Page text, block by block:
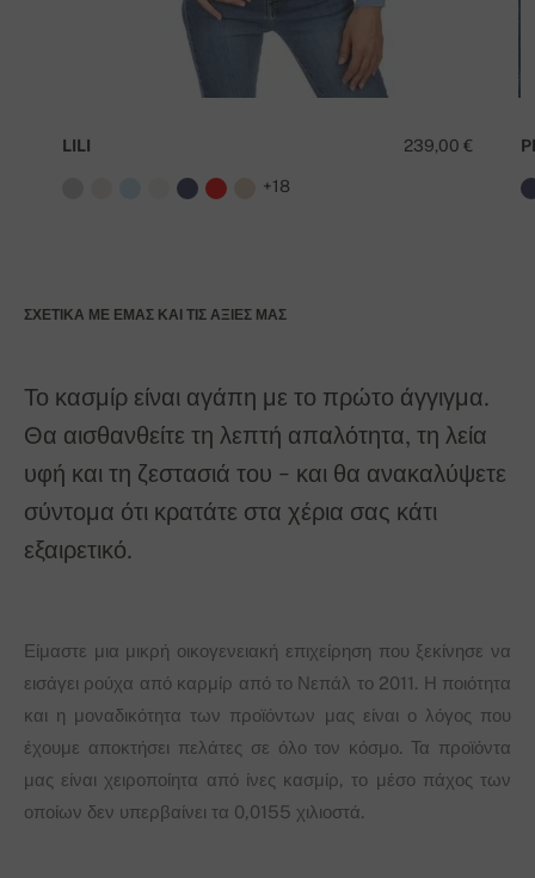
239,00 €
LILI
+18
ΣΧΕΤΙΚΆ ΜΕ ΕΜΆΣ ΚΑΙ ΤΙΣ ΑΞΊΕΣ ΜΑΣ
Το κασμίρ είναι αγάπη με το πρώτο άγγιγμα.
Θα αισθανθείτε τη λεπτή απαλότητα, τη λεία
υφή και τη ζεστασιά του - και θα ανακαλύψετε
σύντομα ότι κρατάτε στα χέρια σας κάτι
εξαιρετικό.
Είμαστε μια μικρή οικογενειακή επιχείρηση που ξεκίνησε να
εισάγει ρούχα από καρμίρ από το Νεπάλ το 2011. Η ποιότητα
και η μοναδικότητα των προϊόντων μας είναι ο λόγος που
έχουμε αποκτήσει πελάτες σε όλο τον κόσμο. Τα προϊόντα
μας είναι χειροποίητα από ίνες κασμίρ, το μέσο πάχος των
οποίων δεν υπερβαίνει τα 0,0155 χιλιοστά.